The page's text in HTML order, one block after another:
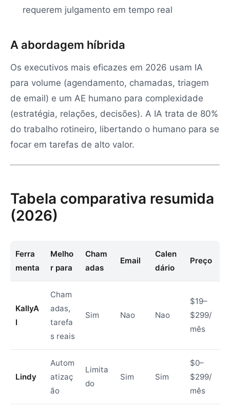
requerem julgamento em tempo real
A abordagem híbrida
Os executivos mais eficazes em 2026 usam IA
para volume (agendamento, chamadas, triagem
de email) e um AE humano para complexidade
(estratégia, relações, decisões). A IA trata de 80%
do trabalho rotineiro, libertando o humano para se
focar em tarefas de alto valor.
Tabela comparativa resumida
(2026)
Ferra
menta
Melho
r para
Cham
adas
Email
Calen
dário
Preço
KallyA
I
Cham
adas,
tarefa
s reais
Sim Nao Nao
$19–
$299/
mês
Lindy
Autom
atizaç
ão
Limita
do
Sim Sim
$0–
$299/
mês